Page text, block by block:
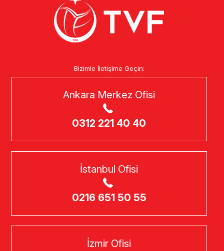
Bizimle İletişime Geçin:
Ankara Merkez Ofisi
0312 221 40 40
İstanbul Ofisi
0216 651 50 55
İzmir Ofisi